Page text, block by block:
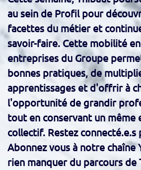
au sein de Profil pour
facettes du métier et
savoir-faire. Cette mobilité
entreprises du Groupe
bonnes pratiques, de
apprentissages et d'offrir à
l'opportunité de grandir
tout en conservant un même
collectif. Restez connecté.e.s
Abonnez vous à notre chaîne
rien manquer du parcours de